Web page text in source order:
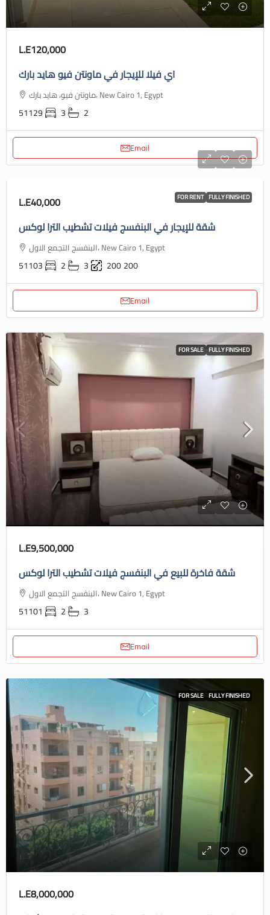
L.E120,000
اي فيلا للإيجار في ماونتن فيو هايد بارك
ماونتن فيو، هايد بارك، New Cairo 1, Egypt
51129 3 2
Email
FOR RENT FULLY FINISHED
L.E40,000
شقة للإيجار في البنفسج فيلات تشطيب الترا لوكس
البنفسج التجمع الاول، New Cairo 1, Egypt
51103 2 3 200200
Email
FOR SALE FULLY FINISHED
L.E9,500,000
شقة فاخرة للبيع في البنفسج فيلات تشطيب الترا لوكس
البنفسج التجمع الاول، New Cairo 1, Egypt
51101 2 3
Email
FOR SALE FULLY FINISHED
L.E8,000,000